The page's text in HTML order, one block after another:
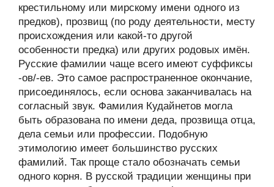
крестильному или мирскому имени одного из
предков), прозвищ (по роду деятельности, месту
происхождения или какой-то другой
особенности предка) или других родовых имён.
Русские фамилии чаще всего имеют суффиксы
-ов/-ев. Это самое распространенное окончание,
присоединялось, если основа заканчивалась на
согласный звук. Фамилия Кудайнетов могла
быть образована по имени деда, прозвища отца,
дела семьи или профессии. Подобную
этимологию имеет большинство русских
фамилий. Так проще стало обозначать семьи
одного корня. В русской традиции женщины при